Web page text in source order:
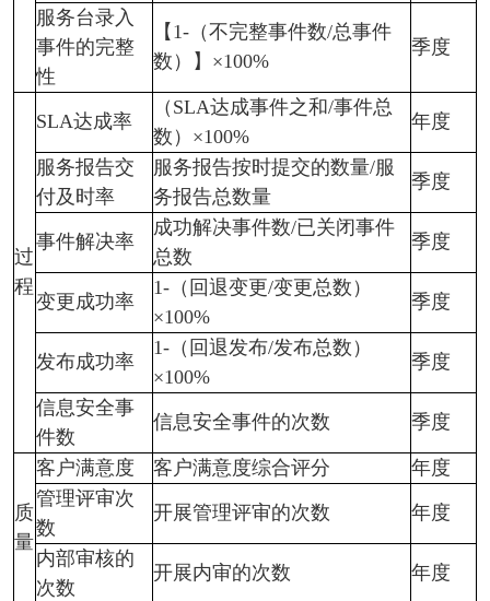
服务台录入
事件的完整
性
【1-（不完整事件数/总事件
数）】×100%
季度
过
程
SLA达成率
（SLA达成事件之和/事件总
数）×100%
年度
服务报告交
付及时率
服务报告按时提交的数量/服
务报告总数量
季度
事件解决率
成功解决事件数/已关闭事件
总数
季度
变更成功率
1-（回退变更/变更总数）
×100%
季度
发布成功率
1-（回退发布/发布总数）
×100%
季度
信息安全事
件数
信息安全事件的次数 季度
质
量
客户满意度 客户满意度综合评分
年度
管理评审次
数
开展管理评审的次数 年度
内部审核的
次数
开展内审的次数 年度